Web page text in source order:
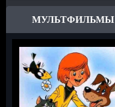
МУЛЬТФИЛЬМЫ